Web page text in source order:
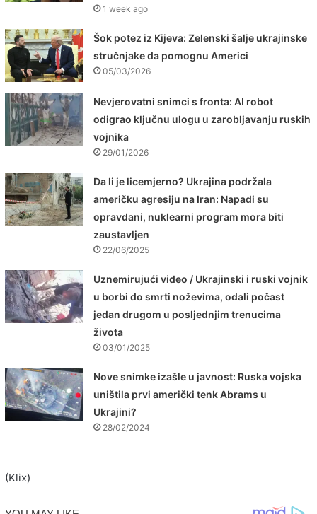
1 week ago
Šok potez iz Kijeva: Zelenski šalje ukrajinske
stručnjake da pomognu Americi
05/03/2026
Nevjerovatni snimci s fronta: AI robot
odigrao ključnu ulogu u zarobljavanju ruskih
vojnika
29/01/2026
Da li je licemjerno? Ukrajina podržala
američku agresiju na Iran: Napadi su
opravdani, nuklearni program mora biti
zaustavljen
22/06/2025
Uznemirujući video / Ukrajinski i ruski vojnik
u borbi do smrti noževima, odali počast
jedan drugom u posljednjim trenucima
života
03/01/2025
Nove snimke izašle u javnost: Ruska vojska
uništila prvi američki tenk Abrams u
Ukrajini?
28/02/2024
(Klix)